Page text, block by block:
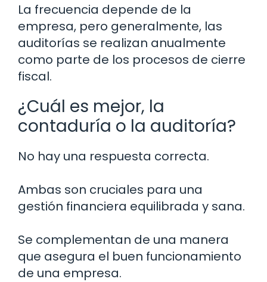
La frecuencia depende de la
empresa, pero generalmente, las
auditorías se realizan anualmente
como parte de los procesos de cierre
fiscal.
¿Cuál es mejor, la
contaduría o la auditoría?
No hay una respuesta correcta.
Ambas son cruciales para una
gestión financiera equilibrada y sana.
Se complementan de una manera
que asegura el buen funcionamiento
de una empresa.